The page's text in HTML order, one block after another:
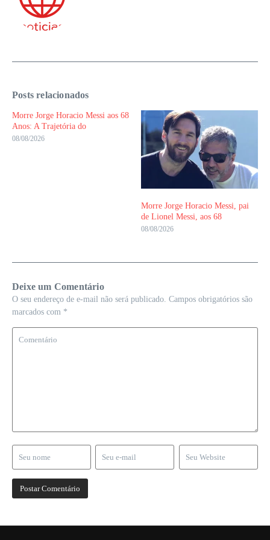
Posts relacionados
Morre Jorge Horacio Messi aos 68
Anos: A Trajetória do
08/08/2026
Morre Jorge Horacio Messi, pai
de Lionel Messi, aos 68
08/08/2026
Deixe um Comentário
O seu endereço de e-mail não será publicado. Campos obrigatórios são
marcados com *